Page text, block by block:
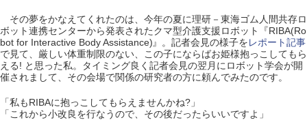
その夢をかなえてくれたのは、今年の夏に理研－東海ゴム人間共存ロ
ボット連携センターから発表されたクマ型介護支援ロボット『RIBA(Ro
bot for Interactive Body Assistance)』。記者会見の様子をレポート記事
で見て、厳しい体重制限のない、この子にならばお姫様抱っこしてもら
える! と思った私。タイミング良く記者会見の翌月にロボット学会が開
催されまして、その会場で関係の研究者の方に頼んでみたのです。
「私もRIBAに抱っこしてもらえませんかね?」
「これから小改良を行なうので、その後だったらいいですよ」